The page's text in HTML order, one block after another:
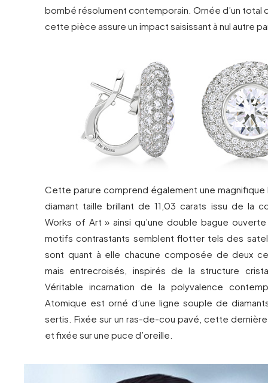
bombé résolument contemporain. Ornée d’un total
cette pièce assure un impact saisissant à nul autre
Cette parure comprend également une magnifique
diamant taille brillant de 11,03 carats issu de la
Works of Art » ainsi qu’une double bague
motifs contrastants semblent flotter tels des
sont quant à elle chacune composée de deux
mais entrecroisés, inspirés de la structure
Véritable incarnation de la polyvalence
Atomique est orné d’une ligne souple de
sertis. Fixée sur un ras-de-cou pavé, cette
et fixée sur une puce d’oreille.